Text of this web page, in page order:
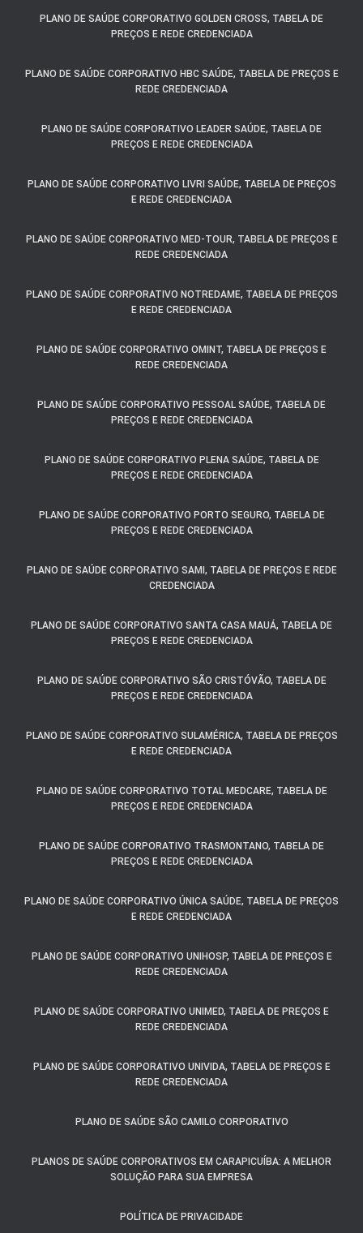
PLANO DE SAÚDE CORPORATIVO GOLDEN CROSS, TABELA DE
PREÇOS E REDE CREDENCIADA
PLANO DE SAÚDE CORPORATIVO HBC SAÚDE, TABELA DE PREÇOS E
REDE CREDENCIADA
PLANO DE SAÚDE CORPORATIVO LEADER SAÚDE, TABELA DE
PREÇOS E REDE CREDENCIADA
PLANO DE SAÚDE CORPORATIVO LIVRI SAÚDE, TABELA DE PREÇOS
E REDE CREDENCIADA
PLANO DE SAÚDE CORPORATIVO MED-TOUR, TABELA DE PREÇOS E
REDE CREDENCIADA
PLANO DE SAÚDE CORPORATIVO NOTREDAME, TABELA DE PREÇOS
E REDE CREDENCIADA
PLANO DE SAÚDE CORPORATIVO OMINT, TABELA DE PREÇOS E
REDE CREDENCIADA
PLANO DE SAÚDE CORPORATIVO PESSOAL SAÚDE, TABELA DE
PREÇOS E REDE CREDENCIADA
PLANO DE SAÚDE CORPORATIVO PLENA SAÚDE, TABELA DE
PREÇOS E REDE CREDENCIADA
PLANO DE SAÚDE CORPORATIVO PORTO SEGURO, TABELA DE
PREÇOS E REDE CREDENCIADA
PLANO DE SAÚDE CORPORATIVO SAMI, TABELA DE PREÇOS E REDE
CREDENCIADA
PLANO DE SAÚDE CORPORATIVO SANTA CASA MAUÁ, TABELA DE
PREÇOS E REDE CREDENCIADA
PLANO DE SAÚDE CORPORATIVO SÃO CRISTÓVÃO, TABELA DE
PREÇOS E REDE CREDENCIADA
PLANO DE SAÚDE CORPORATIVO SULAMÉRICA, TABELA DE PREÇOS
E REDE CREDENCIADA
PLANO DE SAÚDE CORPORATIVO TOTAL MEDCARE, TABELA DE
PREÇOS E REDE CREDENCIADA
PLANO DE SAÚDE CORPORATIVO TRASMONTANO, TABELA DE
PREÇOS E REDE CREDENCIADA
PLANO DE SAÚDE CORPORATIVO ÚNICA SAÚDE, TABELA DE PREÇOS
E REDE CREDENCIADA
PLANO DE SAÚDE CORPORATIVO UNIHOSP, TABELA DE PREÇOS E
REDE CREDENCIADA
PLANO DE SAÚDE CORPORATIVO UNIMED, TABELA DE PREÇOS E
REDE CREDENCIADA
PLANO DE SAÚDE CORPORATIVO UNIVIDA, TABELA DE PREÇOS E
REDE CREDENCIADA
PLANO DE SAÚDE SÃO CAMILO CORPORATIVO
PLANOS DE SAÚDE CORPORATIVOS EM CARAPICUÍBA: A MELHOR
SOLUÇÃO PARA SUA EMPRESA
POLÍTICA DE PRIVACIDADE